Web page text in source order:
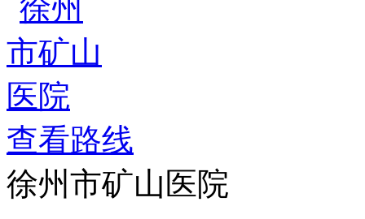
查看路线
徐州市矿山医院